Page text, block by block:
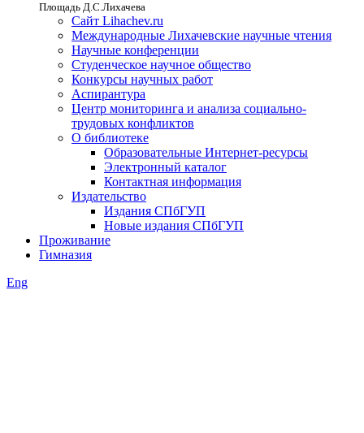
Площадь Д.С.Лихачева
Сайт Lihachev.ru
Международные Лихачевские научные чтения
Научные конференции
Студенческое научное общество
Конкурсы научных работ
Аспирантура
Центр мониторинга и анализа социально-
трудовых конфликтов
О библиотеке
Образовательные Интернет-ресурсы
Электронный каталог
Контактная информация
Издательство
Издания СПбГУП
Новые издания СПбГУП
Проживание
Гимназия
Eng